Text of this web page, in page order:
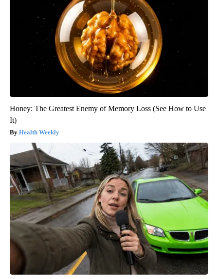
Honey: The Greatest Enemy of Memory Loss (See How to Use
It)
Health Weekly